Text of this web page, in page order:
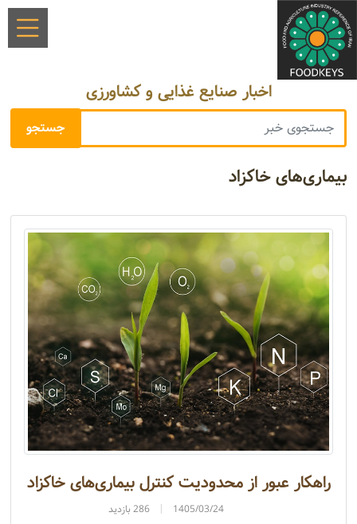
اخبار صنایع غذایی و کشاورزی
بیماری‌های خاکزاد
راهکار عبور از محدودیت کنترل بیماری‌های خاکزاد
1405/03/24 286 بازدید